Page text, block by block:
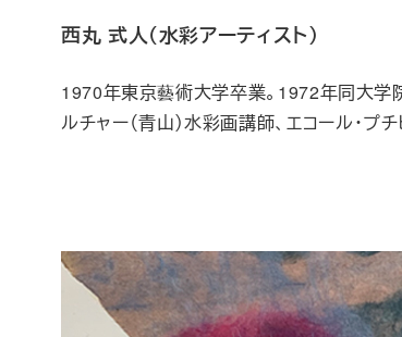
西丸 式人（水彩アーティスト）
1970年東京藝術大学卒業。1972年同大学
ルチャー（青山）水彩画講師、エコール・プ